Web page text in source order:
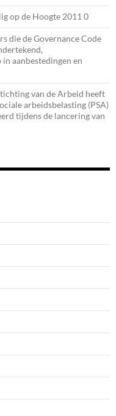
op de Hoogte 2011 0
die de Governance Code
aanbestedingen en
van de Arbeid heeft
arbeidsbelasting (PSA)
tijdens de lancering van